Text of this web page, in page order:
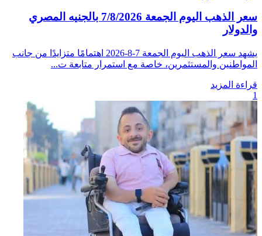
سعر الذهب اليوم الجمعة 7/8/2026 بالجنيه المصري
والدولار
يشهد سعر الذهب اليوم الجمعة 7-8-2026 اهتمامًا متزايدًا من جانب
المواطنين والمستثمرين، خاصة مع استمرار متابعة ت...
قراءة المزيد
1